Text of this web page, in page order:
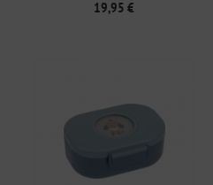
19,95 €